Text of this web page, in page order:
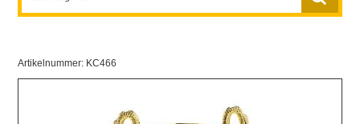
Artikelnummer: KC466